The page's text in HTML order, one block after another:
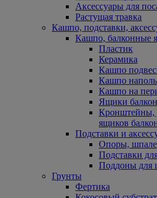
Аксессуары для
Растущая травка
Кашпо, подставки,
Кашпо, балконные
Пластик
Керамика
Кашпо
Кашпо
Кашпо на
Ящики
Кронштейны,
ящиков
Подставки и
Опоры,
Подставки
Поддоны для
Грунты
Фертика